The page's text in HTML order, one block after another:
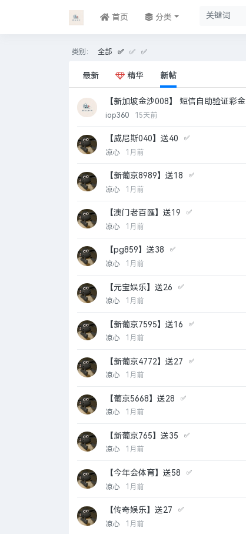
首页 分类
类别： 全部 ✅ ✅ ✅
最新 精华 新帖
【新加坡金沙008】 短信自助验证彩金
iop360 15天前
【威尼斯040】送40 ✅
凉心 1月前
【新葡京8989】送18 ✅
凉心 1月前
【澳门老百匯】送19 ✅
凉心 1月前
【pg859】送38 ✅
凉心 1月前
【元宝娱乐】送26 ✅
凉心 1月前
【新葡京7595】送16 ✅
凉心 1月前
【新葡京4772】送27 ✅
凉心 1月前
【葡京5668】送28 ✅
凉心 1月前
【新葡京765】送35 ✅
凉心 1月前
【今年会体育】送58 ✅
凉心 1月前
【传奇娱乐】送27 ✅
凉心 1月前